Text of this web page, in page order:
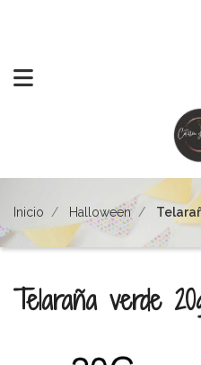
Inicio Halloween
Telaraña verde